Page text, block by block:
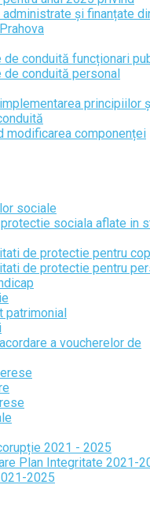
și finanțate
de conduită funcționari
de conduită personal
principiilor
modificarea componenței
sociale
sociala aflate in
de protectie pentru
de protectie pentru
patrimonial
a voucherelor de
2021 - 2025
Plan Integritate 2021-
2025